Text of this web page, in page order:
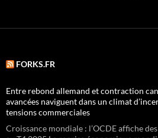
FORKS.FR
Entre rebond allemand et contraction
avancées naviguent dans un climat
tensions commerciales
Croissance mondiale : l’OCDE affiche